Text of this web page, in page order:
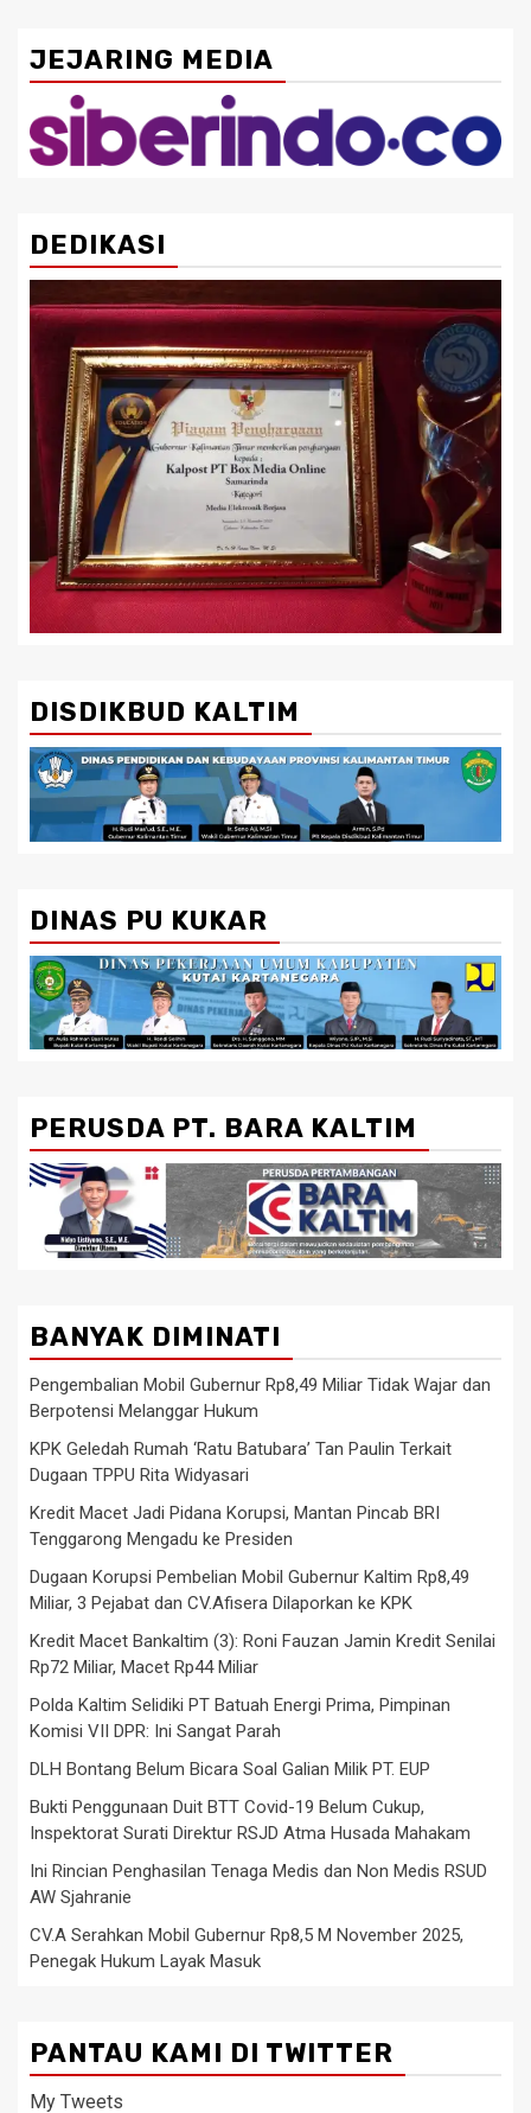
JEJARING MEDIA
DEDIKASI
DISDIKBUD KALTIM
DINAS PU KUKAR
PERUSDA PT. BARA KALTIM
BANYAK DIMINATI
Pengembalian Mobil Gubernur Rp8,49 Miliar Tidak Wajar dan
Berpotensi Melanggar Hukum
KPK Geledah Rumah ‘Ratu Batubara’ Tan Paulin Terkait
Dugaan TPPU Rita Widyasari
Kredit Macet Jadi Pidana Korupsi, Mantan Pincab BRI
Tenggarong Mengadu ke Presiden
Dugaan Korupsi Pembelian Mobil Gubernur Kaltim Rp8,49
Miliar, 3 Pejabat dan CV.Afisera Dilaporkan ke KPK
Kredit Macet Bankaltim (3): Roni Fauzan Jamin Kredit Senilai
Rp72 Miliar, Macet Rp44 Miliar
Polda Kaltim Selidiki PT Batuah Energi Prima, Pimpinan
Komisi VII DPR: Ini Sangat Parah
DLH Bontang Belum Bicara Soal Galian Milik PT. EUP
Bukti Penggunaan Duit BTT Covid-19 Belum Cukup,
Inspektorat Surati Direktur RSJD Atma Husada Mahakam
Ini Rincian Penghasilan Tenaga Medis dan Non Medis RSUD
AW Sjahranie
CV.A Serahkan Mobil Gubernur Rp8,5 M November 2025,
Penegak Hukum Layak Masuk
PANTAU KAMI DI TWITTER
My Tweets